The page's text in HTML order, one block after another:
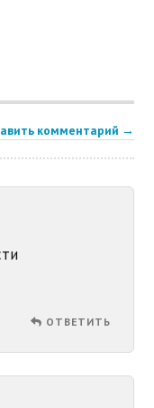
комментарий →
ОТВЕТИТЬ